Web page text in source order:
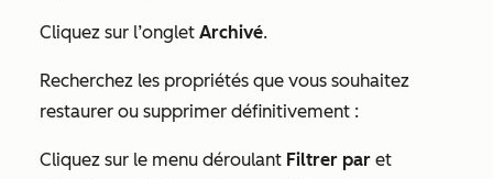
Cliquez sur l’onglet Archivé.
Recherchez les propriétés que vous souhaitez
restaurer ou supprimer définitivement :
Cliquez sur le menu déroulant Filtrer par et